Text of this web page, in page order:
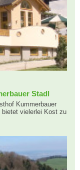
Stadl
Kummerbauer
bietet vielerlei Kost zu